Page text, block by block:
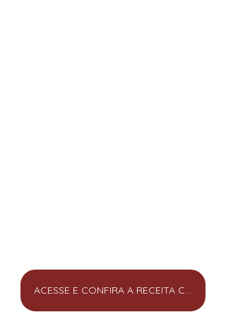
ACESSE E CONFIRA A RECEITA COMPLETA